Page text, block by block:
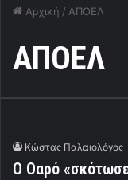
Αρχική / ΑΠΟΕΛ
ΑΠΟΕΛ
Κώστας Παλαιολόγος
Ο Οαρό